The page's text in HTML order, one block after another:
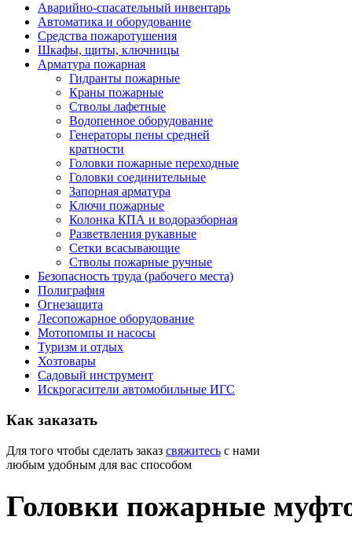
Аварийно-спасательный инвентарь
Автоматика и оборудование
Средства пожаротушения
Шкафы, щиты, ключницы
Арматура пожарная
Гидранты пожарные
Краны пожарные
Стволы лафетные
Водопенное оборудование
Генераторы пены средней
кратности
Головки пожарные переходные
Головки соединительные
Запорная арматура
Ключи пожарные
Колонка КПА и водоразборная
Разветвления рукавные
Сетки всасывающие
Стволы пожарные ручные
Безопасность труда (рабочего места)
Полиграфия
Огнезащита
Лесопожарное оборудование
Мотопомпы и насосы
Туризм и отдых
Хозтовары
Садовый инструмент
Искрогасители автомобильные ИГС
Как заказать
Для того чтобы сделать заказ свяжитесь с нами
любым удобным для вас способом
Головки пожарные